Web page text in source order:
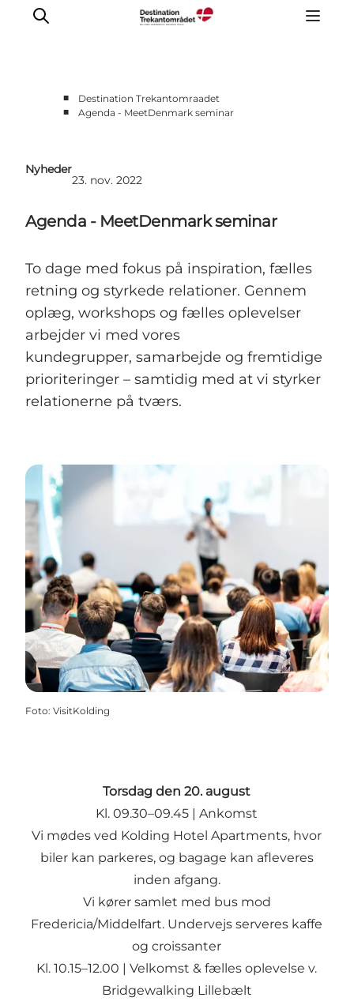
Det sker
Planlæg din rejse
■
Destination Trekantomraadet
■
Agenda - MeetDenmark seminar
Nyheder
23. nov. 2022
Agenda - MeetDenmark seminar
To dage med fokus på inspiration, fælles
retning og styrkede relationer. Gennem
oplæg, workshops og fælles oplevelser
arbejder vi med vores
kundegrupper, samarbejde og fremtidige
prioriteringer – samtidig med at vi styrker
relationerne på tværs.
Foto: VisitKolding
Torsdag den 20. august
Kl. 09.30–09.45 | Ankomst
Vi mødes ved Kolding Hotel Apartments, hvor
biler kan parkeres, og bagage kan afleveres
inden afgang.
Vi kører samlet med bus mod
Fredericia/Middelfart. Undervejs serveres kaffe
og croissanter
Kl. 10.15–12.00 | Velkomst & fælles oplevelse v.
Bridgewalking Lillebælt